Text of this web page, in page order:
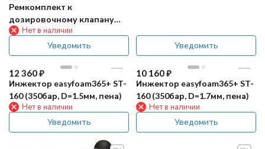
Ремкомплект к
дозировочному клапану
ST161 R+M
Нет в наличии
Уведомить Уведомить
12 360₽
Инжектор easyfoam365+ ST-
160 (350бар, D=1.5мм, пена)
Нет в наличии
Уведомить
10 160₽
Инжектор easyfoam365+ ST-
160 (350бар, D=1.7мм, пена)
Нет в наличии
Уведомить